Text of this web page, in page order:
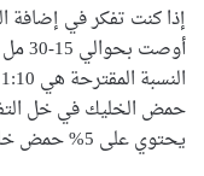
إذا كنت تفكر في إضافة
حمض الخليك في خل
يحتوي على 5% حمض خليك قياسي.